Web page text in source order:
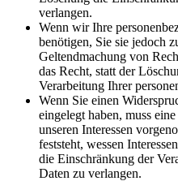
verlangen.
Wenn wir Ihre
benötigen, Sie sie jedoch
Geltendmachung von
das Recht, statt der
Verarbeitung Ihrer
Wenn Sie einen
eingelegt haben, muss
unseren Interessen
feststeht, wessen
die Einschränkung der
Daten zu verlangen.